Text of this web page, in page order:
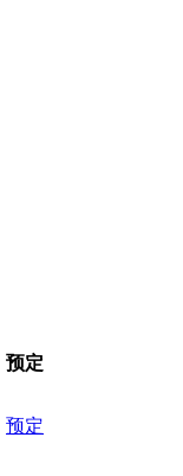
预定
预定